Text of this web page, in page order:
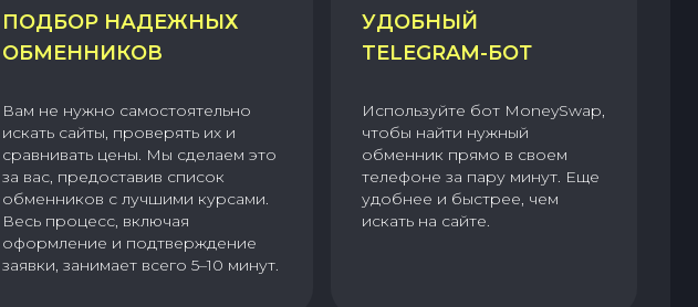
ПОДБОР НАДЕЖНЫХ
ОБМЕННИКОВ
Вам не нужно самостоятельно
искать сайты, проверять их и
сравнивать цены. Мы сделаем это
за вас, предоставив список
обменников с лучшими курсами.
Весь процесс, включая
оформление и подтверждение
заявки, занимает всего 5–10 минут.
УДОБНЫЙ
TELEGRAM-БОТ
Используйте бот MoneySwap,
чтобы найти нужный
обменник прямо в своем
телефоне за пару минут. Еще
удобнее и быстрее, чем
искать на сайте.